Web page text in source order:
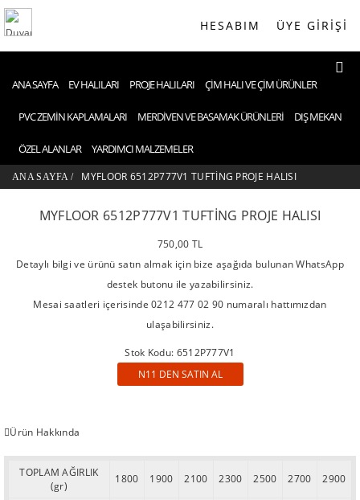
HESABIM ÜYE GIRIŞI
ANA SAYFA EV HALILARI PROJE HALILARI ÇIM HALI VE ÇIM ÜRÜNLER
PVC ZEMIN KAPLAMALARI MERDIVEN VE BASAMAK ÜRÜNLERI DIŞ MEKAN
ÖZEL ALANLAR YARDIMCI MALZEMELER
ANA SAYFA / MYFLOOR 6512P777V1 TUFTING PROJE HALISI
MYFLOOR 6512P777V1 TUFTING PROJE HALISI
750,00 TL
Detaylı bilgi ve ürünü satın almak için bize aşağıda bulunan WhatsApp
destek butonu ile yazabilirsiniz.
Mesai saatleri içerisinde 0212 477 02 90 numaralı hattımızdan
ulaşabilirsiniz.
Stok Kodu: 6512P777V1
N11 DEN SATIN AL
Ürün Hakkında
TOPLAM AĞIRLIK
(gr)
1800 1900 2100 2300 2500 2700 2900